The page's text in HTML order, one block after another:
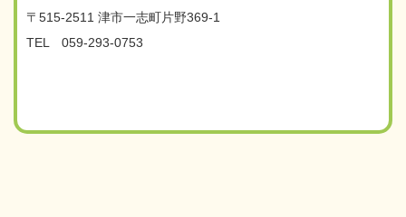
〒515-2511 津市一志町片野369-1
TEL 059-293-0753